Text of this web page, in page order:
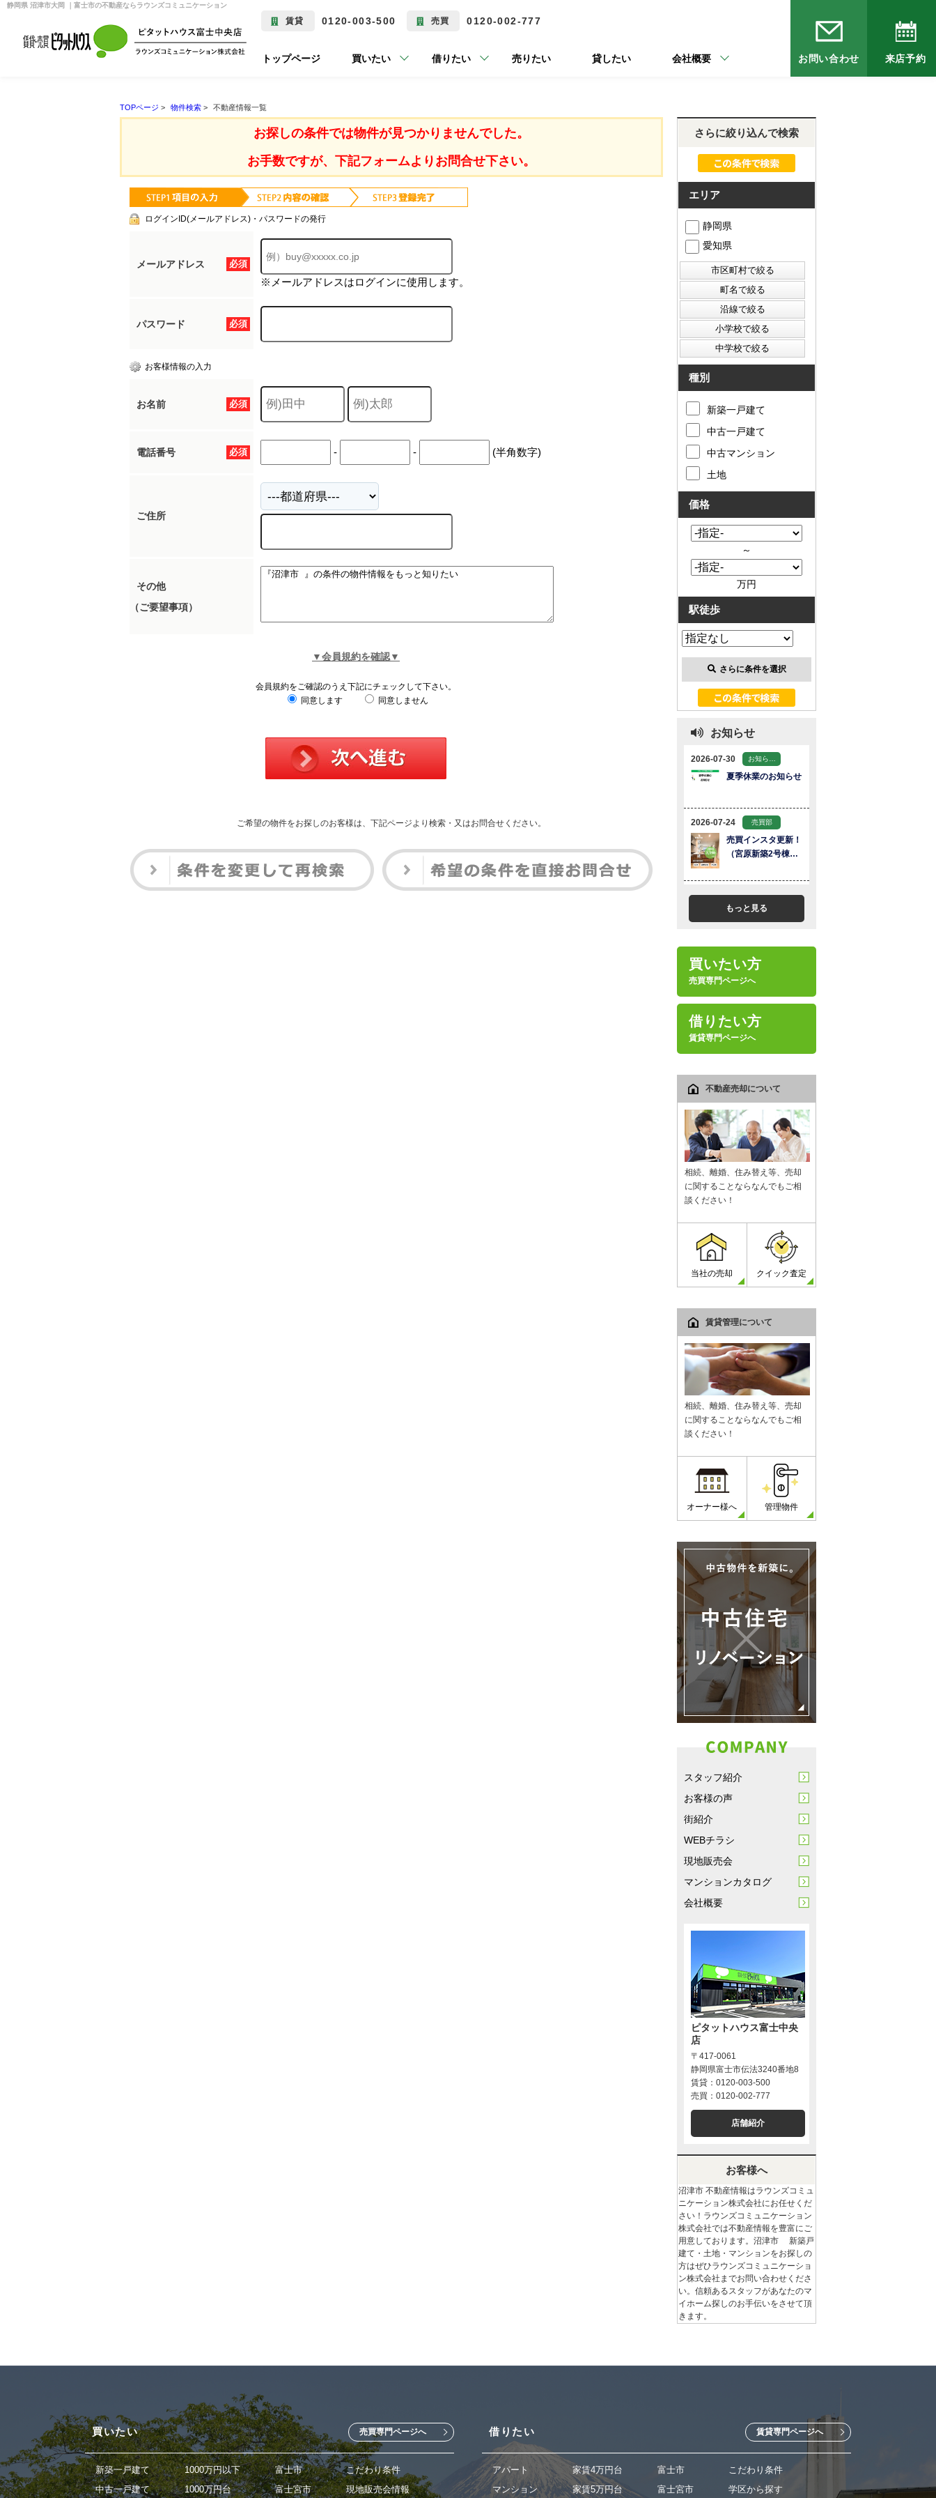
静岡県 沼津市大岡 ｜富士市の不動産ならラウンズコミュニケーション
賃貸 0120-003-500 売買 0120-002-777
トップページ 買いたい 借りたい 売りたい 貸したい 会社概要 お問い合わせ 来店予約
TOPページ > 物件検索 > 不動産情報一覧
お探しの条件では物件が見つかりませんでした。
お手数ですが、下記フォームよりお問合せ下さい。
ログインID(メールアドレス)・パスワードの発行
必須
メールアドレス
※メールアドレスはログインに使用します。
必須
パスワード
お客様情報の入力
必須
お名前
必須
電話番号 - - (半角数字)
ご住所
その他
（ご要望事項）
▼会員規約を確認▼
会員規約をご確認のうえ下記にチェックして下さい。
同意します
同意しません
ご希望の物件をお探しのお客様は、下記ページより検索・又はお問合せください。
さらに絞り込んで検索
エリア
静岡県
愛知県
種別
新築一戸建て
中古一戸建て
中古マンション
土地
価格
～
万円
駅徒歩
さらに条件を選択
お知らせ
もっと見る
買いたい方
売買専門ページへ
借りたい方
賃貸専門ページへ
不動産売却について
相続、離婚、住み替え等、売却
に関することならなんでもご相
談ください！
当社の売却 クイック査定
賃貸管理について
相続、離婚、住み替え等、売却
に関することならなんでもご相
談ください！
オーナー様へ 管理物件
スタッフ紹介
お客様の声
街紹介
WEBチラシ
現地販売会
マンションカタログ
会社概要
ピタットハウス富士中央
店
〒417-0061
静岡県富士市伝法3240番地8
賃貸：0120-003-500
売買：0120-002-777
店舗紹介
お客様へ
沼津市 不動産情報はラウンズコミュ
ニケーション株式会社にお任せくだ
さい！ラウンズコミュニケーション
株式会社では不動産情報を豊富にご
用意しております。沼津市 新築戸
建て・土地・マンションをお探しの
方はぜひラウンズコミュニケーショ
ン株式会社までお問い合わせくださ
い。信頼あるスタッフがあなたのマ
イホーム探しのお手伝いをさせて頂
きます。
買いたい 売買専門ページへ
新築一戸建て
中古一戸建て
1000万円以下
1000万円台
富士市
富士宮市
こだわり条件
現地販売会情報
借りたい 賃貸専門ページへ
アパート
マンション
家賃4万円台
家賃5万円台
富士市
富士宮市
こだわり条件
学区から探す